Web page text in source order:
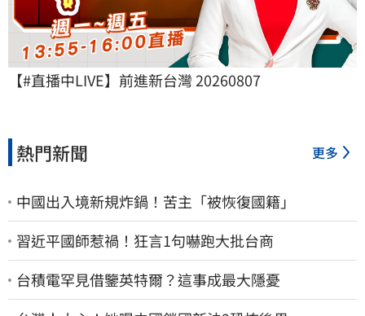
【#直播中LIVE】前進新台灣 20260807
熱門新聞 更多
中國出入境新規炸鍋！苦主「被恢復國籍」
習近平國師惹禍！狂言1句嚇跑大批台商
台積電罕見借鑒英特爾？這事成最大隱憂